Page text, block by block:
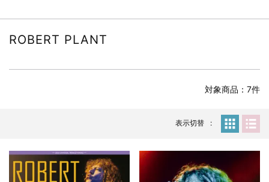
収録！
*NEW RELEASE (最新約3ヶ月)
スコーピオンズ / 2024年6月15日 リスボン公演 FHD 完全収録！
マネスキン / 2024年6月9日 ドイツ ROCK AM RING 公演 FHD 完
リアム・ギャラガー / 2024年6月1日 英国シェフィールド公演 完
全収録！
ROBERT PLANT
対象商品：7件
表示切替